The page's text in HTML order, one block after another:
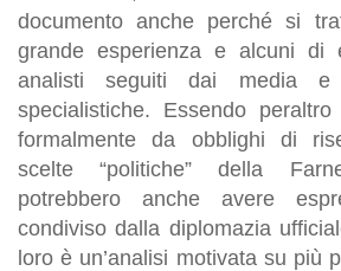
documento anche perché si
grande esperienza e alcuni di
analisti seguiti dai media e
specialistiche. Essendo
formalmente da obblighi di
scelte “politiche” della
potrebbero anche avere
condiviso dalla diplomazia
loro è un’analisi motivata su più